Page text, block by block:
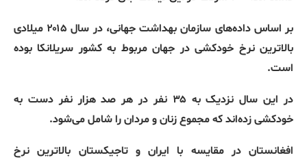
بر اساس داده‌های سازمان بهداشت جهانی، در سال ۲۰۱۵ میلادی
بالاترین نرخ خودکشی در جهان مربوط به کشور سریلانکا بوده
است.
در این سال نزدیک به ۳۵ نفر در هر صد هزار نفر دست به
خودکشی زده‌اند که مجموع زنان و مردان را شامل می‌شود.
افغانستان در مقایسه با ایران و تاجیکستان بالاترین نرخ